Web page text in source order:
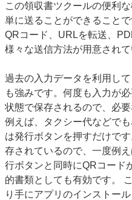
この領収書ツクールの便利
単に送ることができること
QRコード、URLを転送、
様々な送信方法が用意されて
過去の入力データを利用し
も強みです。何度も入力が
状態で保存されるので、必
例えば、タクシー代などで
は発行ボタンを押すだけで
存されているので、一度例
行ボタンと同時にQRコード
的書類としても有効です。
り手にアプリのインストー